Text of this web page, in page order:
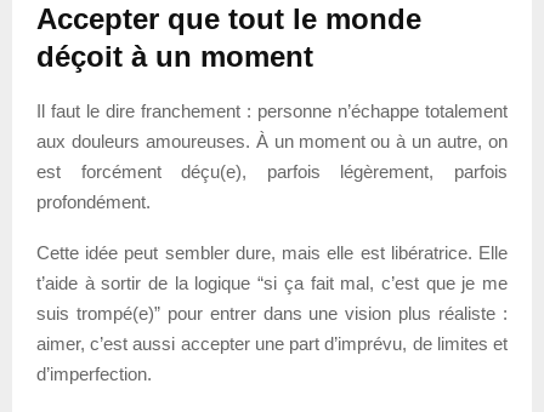
Accepter que tout le monde
déçoit à un moment
Il faut le dire franchement : personne n’échappe totalement
aux douleurs amoureuses. À un moment ou à un autre, on
est forcément déçu(e), parfois légèrement, parfois
profondément.
Cette idée peut sembler dure, mais elle est libératrice. Elle
t’aide à sortir de la logique “si ça fait mal, c’est que je me
suis trompé(e)” pour entrer dans une vision plus réaliste :
aimer, c’est aussi accepter une part d’imprévu, de limites et
d’imperfection.